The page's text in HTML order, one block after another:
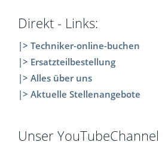
Direkt - Links:
|> Techniker-online-buchen
|> Ersatzteilbestellung
|> Alles über uns
|> Aktuelle Stellenangebote
Unser YouTubeChannel